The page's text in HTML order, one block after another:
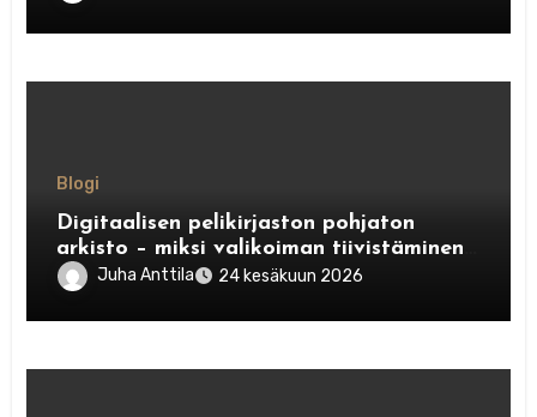
Blogi
Digitaalisen pelikirjaston pohjaton
arkisto – miksi valikoiman tiivistäminen
olisi virhe
Juha Anttila 24 kesäkuun 2026